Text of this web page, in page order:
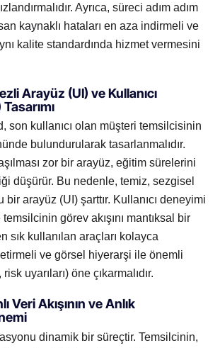
Ayrıca, süreci adım adım
kaynaklı hataları en aza indirmeli ve
kalite standardında hizmet vermesini
Arayüz (UI) ve Kullanıcı
son kullanıcı olan müşteri temsilcisinin
bulundurularak tasarlanmalıdır.
zor bir arayüz, eğitim sürelerini
düşürür. Bu nedenle, temiz, sezgisel
bir arayüz (UI) şarttır. Kullanıcı deneyimi
temsilcinin görev akışını mantıksal bir
sık kullanılan araçları kolayca
ve görsel hiyerarşi ile önemli
uyarıları) öne çıkarmalıdır.
Veri Akışının ve Anlık
dinamik bir süreçtir. Temsilcinin,